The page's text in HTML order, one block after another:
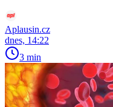
Aplausin.cz
dnes, 14:22
3 min